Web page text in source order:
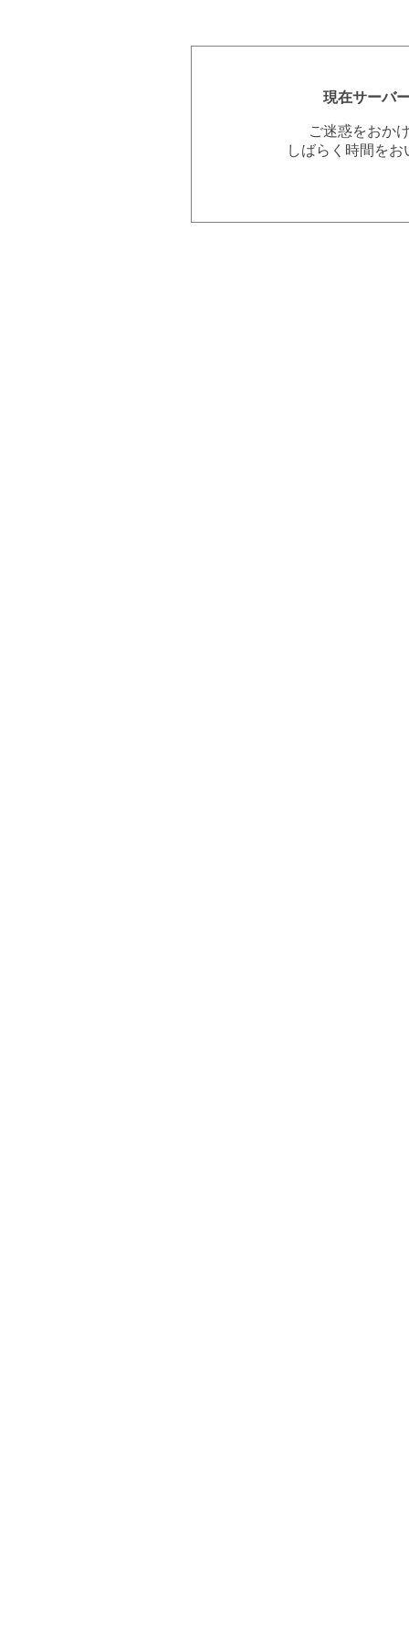
現在サーバ
ご迷惑をおか
しばらく時間を